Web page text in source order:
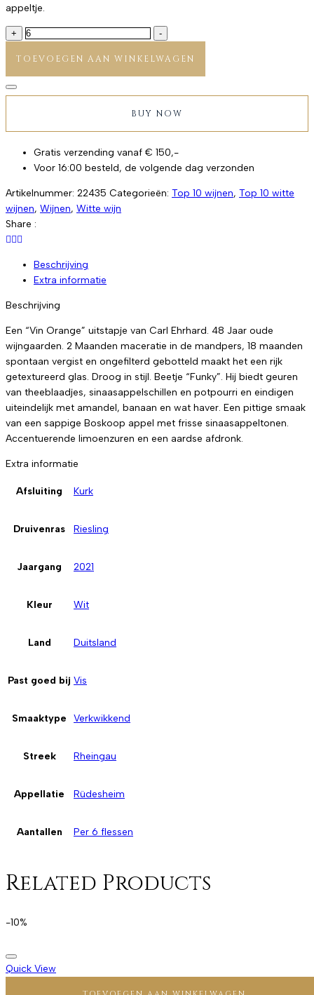
appeltje.
+
Frau
"natürlich"
Riesling
trocken
-
TOEVOEGEN AAN WINKELWAGEN
BUY NOW
Gratis verzending vanaf € 150,-
Voor 16:00 besteld, de volgende dag verzonden
Artikelnummer: 22435 Categorieën: Top 10 wijnen, Top 10 witte
wijnen, Wijnen, Witte wijn
Share :
Beschrijving
Extra informatie
Beschrijving
Een “Vin Orange” uitstapje van Carl Ehrhard. 48 Jaar oude
wijngaarden. 2 Maanden maceratie in de mandpers, 18 maanden
spontaan vergist en ongefilterd gebotteld maakt het een rijk
getextureerd glas. Droog in stijl. Beetje “Funky”. Hij biedt geuren
van theeblaadjes, sinaasappelschillen en potpourri en eindigen
uiteindelijk met amandel, banaan en wat haver. Een pittige smaak
van een sappige Boskoop appel met frisse sinaasappeltonen.
Accentuerende limoenzuren en een aardse afdronk.
Extra informatie
Afsluiting Kurk
Druivenras Riesling
Jaargang 2021
Kleur Wit
Land Duitsland
Past goed bij Vis
Smaaktype Verkwikkend
Streek Rheingau
Appellatie Rüdesheim
Aantallen Per 6 flessen
Related Products
-10%
Quick View